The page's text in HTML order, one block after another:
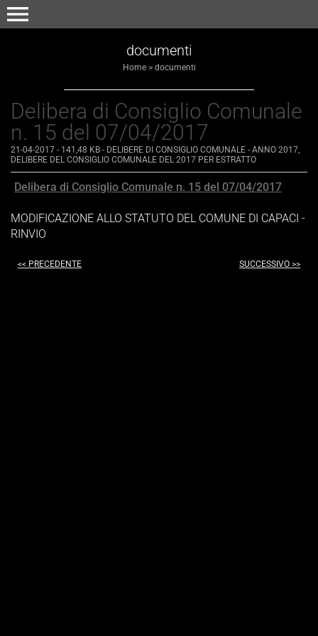
menu
documenti
Home> documenti
Delibera di Consiglio Comunale
n. 15 del 07/04/2017
21-04-2017 - 141,48 KB - DELIBERE DI CONSIGLIO COMUNALE - ANNO 2017,
DELIBERE DEL CONSIGLIO COMUNALE DEL 2017 PER ESTRATTO
Delibera di Consiglio Comunale n. 15 del 07/04/2017
MODIFICAZIONE ALLO STATUTO DEL COMUNE DI CAPACI -
RINVIO
<< PRECEDENTE SUCCESSIVO >>